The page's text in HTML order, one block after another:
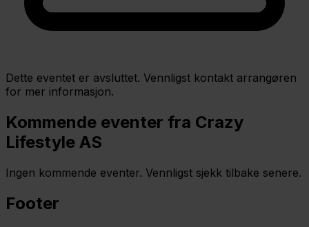
Dette eventet er avsluttet. Vennligst kontakt arrangøren
for mer informasjon.
Kommende eventer fra Crazy
Lifestyle AS
Ingen kommende eventer. Vennligst sjekk tilbake senere.
Footer